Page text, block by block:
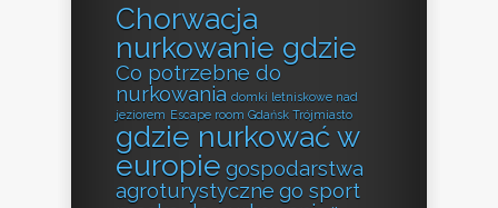
Chorwacja
nurkowanie gdzie
Co potrzebne do
nurkowania domki letniskowe nad
jeziorem Escape room Gdańsk Trójmiasto
gdzie nurkować w
europie gospodarstwa
agroturystyczne go sport